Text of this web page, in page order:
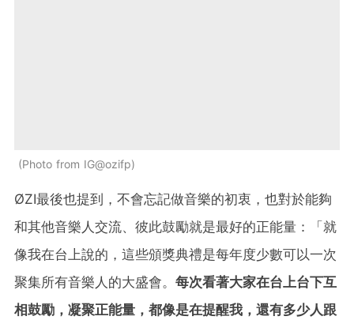
Photo from IG@ozifp
ØZI最後也提到，不會忘記做音樂的初衷，也對於能夠
和其他音樂人交流、彼此鼓勵就是最好的正能量：「就
像我在台上說的，這些頒獎典禮是每年度少數可以一次
聚集所有音樂人的大盛會。 每次看著大家在台上台下互
相鼓勵，凝聚正能量，都像是在提醒我，還有多少人跟